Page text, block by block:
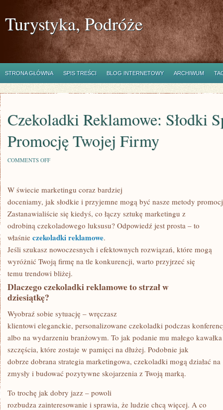
Turystyka, Podróże
STRONA GŁÓWNA SPIS TREŚCI BLOG INTERNETOWY ARCHIWUM
Czekoladki Reklamowe: Słodki
Promocję Twojej Firmy
COMMENTS OFFON
SPOSÓB
PROMOCJĘ
TWOJEJ
FIRMY
W świecie marketingu coraz bardziej
doceniamy, jak słodkie i przyjemne mogą być nasze metody
Zastanawialiście się kiedyś, co łączy sztukę marketingu z
odrobiną czekoladowego luksusu? Odpowiedź jest prosta – to
właśnie czekoladki reklamowe.
Jeśli szukasz nowoczesnych i efektownych rozwiązań, które mogą
wyróżnić Twoją firmę na tle konkurencji, warto przyjrzeć się
temu trendowi bliżej.
Dlaczego czekoladki reklamowe to strzał w
dziesiątkę?
Wyobraź sobie sytuację – wręczasz
klientowi eleganckie, personalizowane czekoladki podczas
albo na wydarzeniu branżowym. To jak podanie mu małego kawałka
szczęścia, które zostaje w pamięci na dłużej. Podobnie jak
dobrze dobrana strategia marketingowa, czekoladki mogą działać na
zmysły i budować pozytywne skojarzenia z Twoją marką.
To trochę jak dobry jazz – powoli
rozbudza zainteresowanie i sprawia, że ludzie chcą więcej. A co